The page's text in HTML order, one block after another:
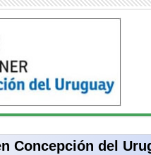
Concepción del